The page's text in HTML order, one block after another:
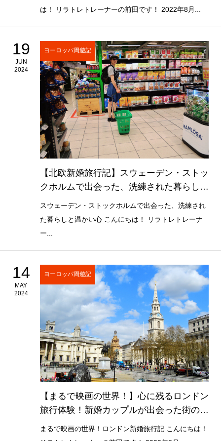
は！ リラトレトレーナーの前田です！ 2022年8月...
19
JUN
2024
ヨーロッパ周遊記
【北欧新婚旅行記】スウェーデン・ストッ
クホルムで出会った、洗練された暮らしと
温かい心
スウェーデン・ストックホルムで出会った、洗練され
た暮らしと温かい心 こんにちは！ リラトレトレーナ
ー...
14
MAY
2024
ヨーロッパ周遊記
【まるで映画の世界！】心に残るロンドン
旅行体験！新婚カップルが出会った街の魅
力とは？
まるで映画の世界！ロンドン新婚旅行記 こんにちは！